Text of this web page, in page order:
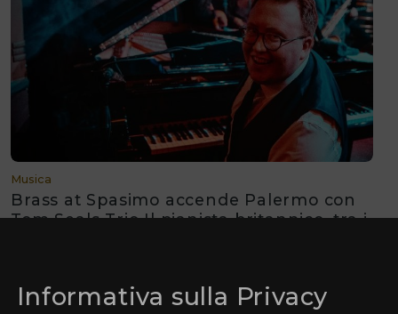
Musica
Brass at Spasimo accende Palermo con
Tom Seals Trio Il pianista britannico, tra i
Informativa sulla Privacy